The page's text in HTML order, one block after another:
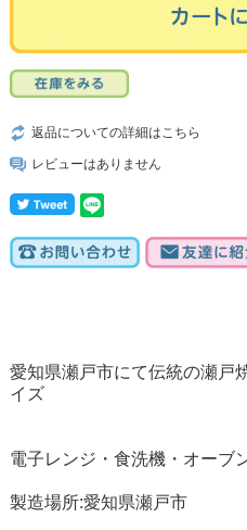
返品についての詳細はこちら
レビューはありません
愛知県瀬戸市にて伝統の瀬戸
イズ
電子レンジ・食洗機・オーブ
製造場所:愛知県瀬戸市